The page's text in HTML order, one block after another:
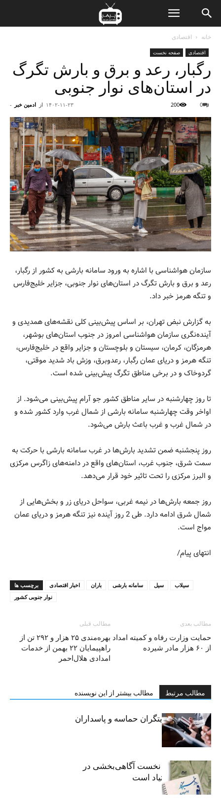
خانه اقتصادی
اقتصادی صفحه نخست
رگبار، رعد و برق و بارش تگرگ
در استان‌های نوار جنوبی
از ادمین خبر - ۱۴۰۲-۱۱-۲۳ 0
200
سازمان هواشناسی با اشاره به ورود سامانه بارشی به کشور از رگبار،
رعد و برق و بارش تگرگ در استان‌های نوار جنوبی، جزایر خلیج‌فارس
و تنگه هرمز خبر داد.
به گزارش نبض تهران، بر اساس پیش‌بینی کلی نقشه‌های همدیدی و
آینده‌نگری سازمان هواشناسی امروز در جنوب استان‌های بوشهر،
هرمزگان، کرمان، سیستان و بلوچستان و جزایر واقع در خلیج‌فارس،
تنگه هرمز و دریای عمان رگبار، رعدوبرق، وزش باد شدید موقتی،
گردوخاک و در برخی مناطق تگرگ پیش‌بینی شده است.
تا روز چهارشنبه در سایر مناطق کشور جو آرام پیش‌بینی می‌شود. از
اواخر وقت چهارشنبه سامانه بارشی از شمال غرب وارد کشور شده و
در شمال غرب و غرب باعث بارش می‌شود.
روز پنجشنبه ضمن تشدید بارش‌ها در غرب سامانه بارشی با حرکت به
سمت شرق، جنوب غرب،‌ استان‌های واقع در دامنه‌های زاگرس مرکزی
و البرز مرکزی را تحت تاثیر خود قرار می‌دهد.
روز جمعه بارش‌ها در نیمه غربی، سواحل دریای زر و بخش‌هایی از
شمال شرق ادامه دارد. طی 2 روز آینده نیز تنگه هرمز و دریای عمان
مواج است.
انتهای پیام/
برچسب ها اخبار اقتصادی باران سامانه بارشی سیل
سیلاب
نوار جنوبی کشور
مطالب قبلی
بهره‌مندی ۲۵ هزار و ۲۹۲ تن از
راهپیمایان ۲۲ بهمن از خدمات
امدادی هلال‌احمر
مطالب بعدی
حمایت وزارت رفاه و کمیته امداد
از ۶۰ هزار مادر شیرده
مطالب مرتبط مطالب بیشتر از این نویسنده
خبرنگاران، روایتگران حماسه و پاسداران
حقیقت
«رسانه» سنگر نخست آگاهی‌بخشی در
پیشگیری از اعتیاد است